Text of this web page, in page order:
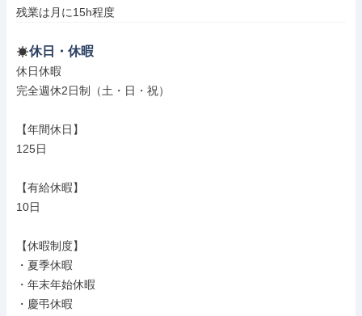
残業は月に15h程度
休日・休暇
休日休暇
完全週休2日制（土・日・祝）
【年間休日】
125日
【有給休暇】
10日
【休暇制度】
・夏季休暇
・年末年始休暇
・慶弔休暇